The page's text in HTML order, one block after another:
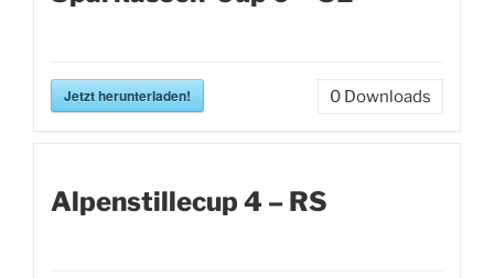
Jetzt herunterladen! 0 Downloads
Alpenstillecup 4 – RS